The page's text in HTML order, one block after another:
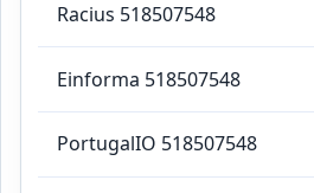
Racius 518507548
Einforma 518507548
PortugalIO 518507548